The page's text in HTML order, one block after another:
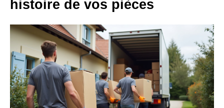
histoire de vos pièces